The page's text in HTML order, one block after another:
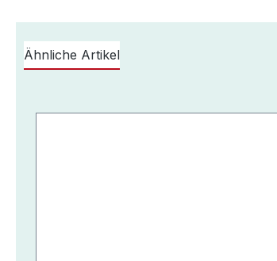
Ähnliche Artikel